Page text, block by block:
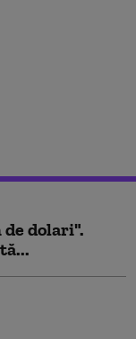
dolari".